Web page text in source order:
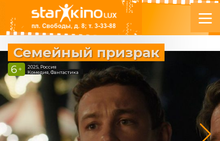
Семейный призрак
6 +
2025, Россия
Комедия, Фантастика